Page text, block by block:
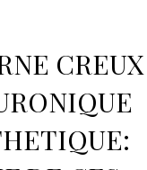
CREUX
: